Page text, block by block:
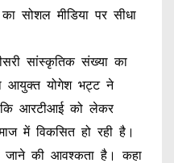
सोशल मीडिया पर सीधा
सांस्कृतिक संख्या का
आयुक्त योगेश भट्ट ने
कि आरटीआई को लेकर
में विकसित हो रही है।
जाने की आवश्कता है। कहा